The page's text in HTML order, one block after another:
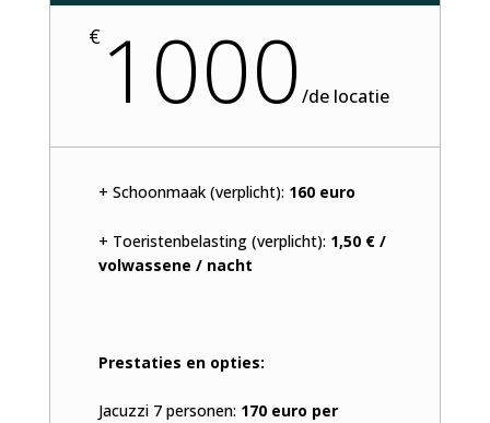
€1000 /de locatie
+ Schoonmaak (verplicht): 160 euro
+ Toeristenbelasting (verplicht): 1,50 € /
volwassene / nacht
Prestaties en opties:
Jacuzzi 7 personen: 170 euro per